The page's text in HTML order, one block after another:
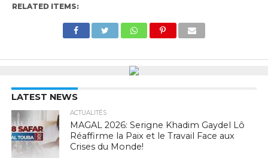
RELATED ITEMS:
LATEST NEWS
ACTUALITÉS
MAGAL 2026: Serigne Khadim Gaydel Lô
Réaffirme la Paix et le Travail Face aux
Crises du Monde!